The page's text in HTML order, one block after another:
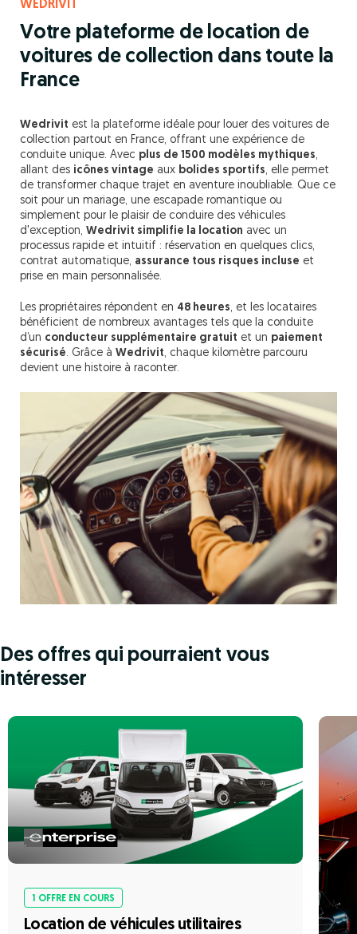
WEDRIVIT
Votre plateforme de location de
voitures de collection dans toute la
France
Wedrivit est la plateforme idéale pour louer des voitures de
collection partout en France, offrant une expérience de
conduite unique. Avec plus de 1500 modèles mythiques,
allant des icônes vintage aux bolides sportifs, elle permet
de transformer chaque trajet en aventure inoubliable. Que ce
soit pour un mariage, une escapade romantique ou
simplement pour le plaisir de conduire des véhicules
d'exception, Wedrivit simplifie la location avec un
processus rapide et intuitif : réservation en quelques clics,
contrat automatique, assurance tous risques incluse et
prise en main personnalisée.
Les propriétaires répondent en 48 heures, et les locataires
bénéficient de nombreux avantages tels que la conduite
d’un conducteur supplémentaire gratuit et un paiement
sécurisé. Grâce à Wedrivit, chaque kilomètre parcouru
devient une histoire à raconter.
Des offres qui pourraient vous
intéresser
1 OFFRE EN COURS
Location de véhicules utilitaires